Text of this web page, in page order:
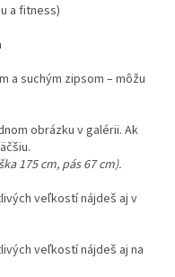
a fitness)
a suchým zipsom – môžu
obrázku v galérii. Ak
175 cm, pás 67 cm).
veľkostí nájdeš aj v
veľkostí nájdeš aj na